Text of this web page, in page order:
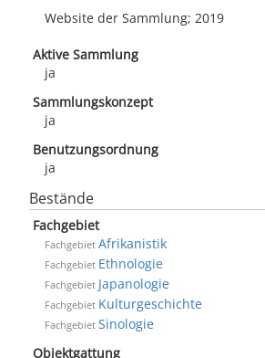
Website der Sammlung; 2019
Aktive Sammlung
ja
Sammlungskonzept
ja
Benutzungsordnung
ja
Bestände
Fachgebiet
Fachgebiet Afrikanistik
Fachgebiet Ethnologie
Fachgebiet Japanologie
Fachgebiet Kulturgeschichte
Fachgebiet Sinologie
Objektgattung